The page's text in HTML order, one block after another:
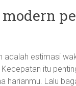
adalah estimasi
itu
harianmu. Lalu